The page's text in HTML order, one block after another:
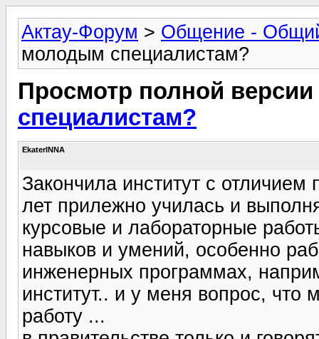
Актау-Форум > Общение -
молодым специалистам?
Просмотр полной
специалистам?
EkaterINNA
Закончила институт с отличием
лет прилежно училась и
курсовые и лабораторные
навыков и умений, особенно
инженерных программах,
институт.. и у меня вопрос, что
работу ...